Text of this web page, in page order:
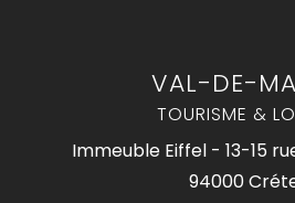
VAL-DE-
TOURISME &
Immeuble Eiffel - 13-15
94000